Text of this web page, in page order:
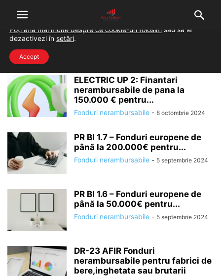
Home Tags Fonduri nerambursabile
fonduri nerambursabile
ELECTRIC UP 2: Finantari
nerambursabile de pana la
150.000 € pentru...
Fonduri nerambursabile - 8 octombrie 2024
PR BI 1.7 – Fonduri europene de
până la 200.000€ pentru...
Fonduri nerambursabile - 5 septembrie 2024
PR BI 1.6 – Fonduri europene de
până la 50.000€ pentru...
Fonduri nerambursabile - 5 septembrie 2024
DR-23 AFIR Fonduri
nerambursabile pentru fabrici de
bere,inghetata sau brutarii
Folosim cookie-uri pentru a-ți oferi cea mai bună experiență pe
situl nostru.
Poți afla mai multe despre ce cookie-uri folosim sau să le
dezactivezi în setări.
Accept